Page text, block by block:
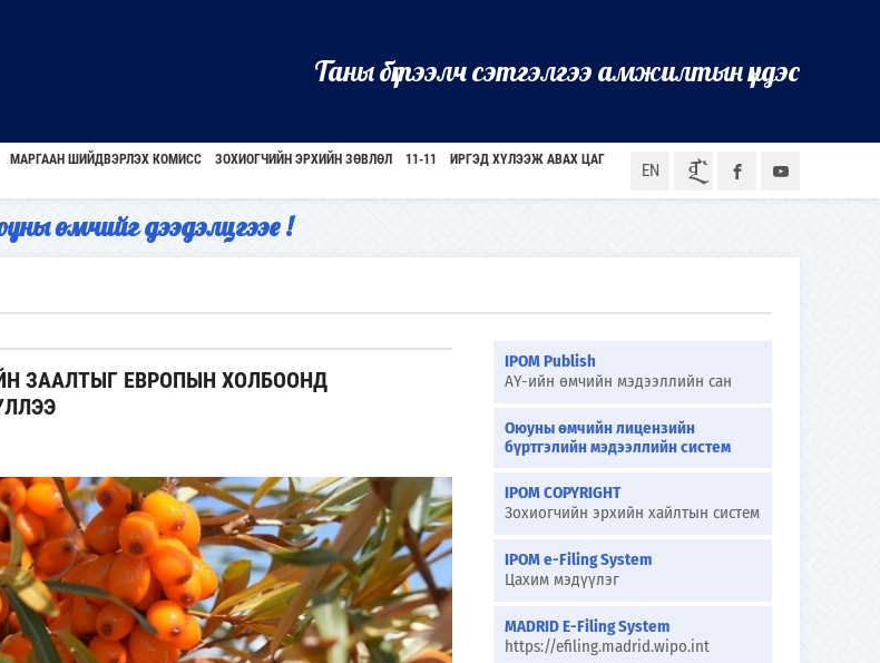
Таны бүтээлч сэтгэлгээ амжилтын үндэс
EN ᠮᠣᠨ
МАРГААН ШИЙДВЭРЛЭХ КОМИСС ЗОХИОГЧИЙН ЭРХИЙН ЗӨВЛӨЛ 11-11 ИРГЭД ХҮЛЭЭЖ АВАХ ЦАГ
өмчийг дээдэлцгээе !
ЗААЛТЫГ ЕВРОПЫН ХОЛБООНД
IPOM Publish
АҮ-ийн өмчийн мэдээллийн сан
Оюуны өмчийн лицензийн
бүртгэлийн мэдээллийн систем
IPOM COPYRIGHT
Зохиогчийн эрхийн хайлтын систем
IPOM e-Filing System
Цахим мэдүүлэг
MADRID E-Filing System
https://efiling.madrid.wipo.int